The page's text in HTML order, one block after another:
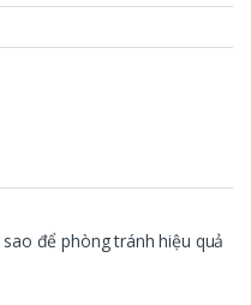
để phòng tránh hiệu quả